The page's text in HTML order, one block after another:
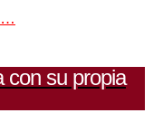
con su propia